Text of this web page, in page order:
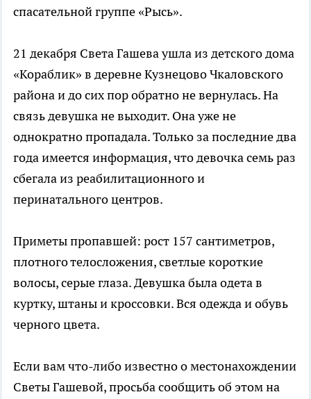
спасательной группе «Рысь».
21 декабря Света Гашева ушла из детского дома
«Кораблик» в деревне Кузнецово Чкаловского
района и до сих пор обратно не вернулась. На
связь девушка не выходит. Она уже не
однократно пропадала. Только за последние два
года имеется информация, что девочка семь раз
сбегала из реабилитационного и
перинатального центров.
Приметы пропавшей: рост 157 сантиметров,
плотного телосложения, светлые короткие
волосы, серые глаза. Девушка была одета в
куртку, штаны и кроссовки. Вся одежда и обувь
черного цвета.
Если вам что-либо известно о местонахождении
Светы Гашевой, просьба сообщить об этом на